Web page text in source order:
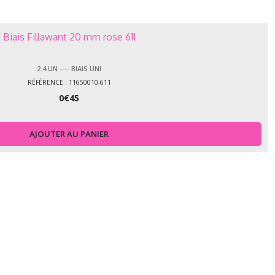
Biais Fillawant 20 mm rose 611
2.4.UN ---- BIAIS UNI
RÉFÉRENCE : 11650010-611
0€45
AJOUTER AU PANIER